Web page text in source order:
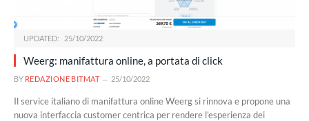
UPDATED: 25/10/2022
Weerg: manifattura online, a portata di click
BY REDAZIONE BITMAT 25/10/2022
Il service italiano di manifattura online Weerg si rinnova e propone una
nuova interfaccia customer centrica per rendere l’esperienza dei